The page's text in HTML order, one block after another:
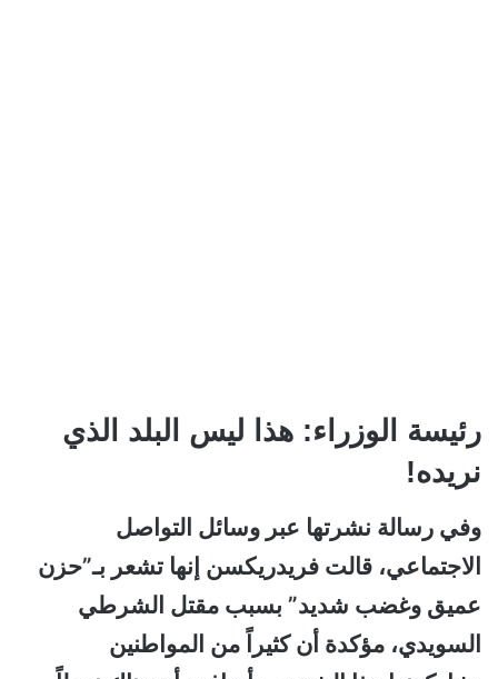
رئيسة الوزراء: هذا ليس البلد الذي
نريده!
وفي رسالة نشرتها عبر وسائل التواصل
الاجتماعي، قالت فريدريكسن إنها تشعر بـ”حزن
عميق وغضب شديد” بسبب مقتل الشرطي
السويدي، مؤكدة أن كثيراً من المواطنين